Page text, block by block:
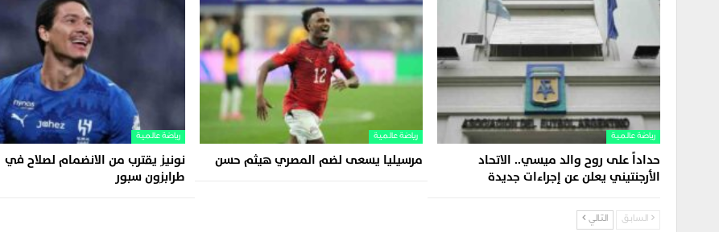
رياضة عالمية
حداداً على روح والد ميسي.. الاتحاد
الأرجنتيني يعلن عن إجراءات جديدة
رياضة عالمية
مرسيليا يسعى لضم المصري هيثم حسن
رياضة عالمية
نونيز يقترب من الانضمام لصلاح في
طرابزون سبور
السابق التالي